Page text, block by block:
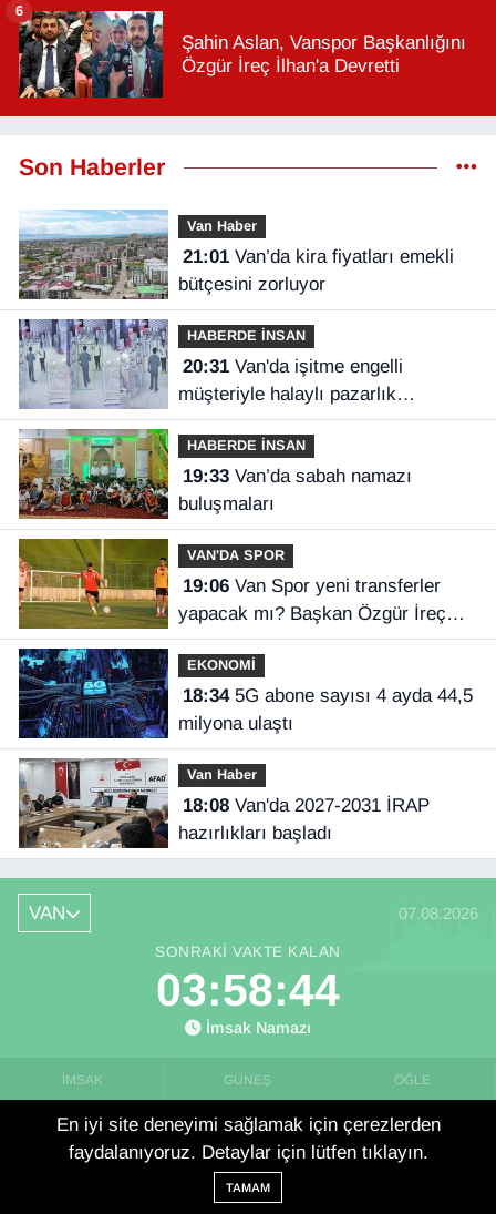
Şahin Aslan, Vanspor Başkanlığını
Özgür İreç İlhan'a Devretti
6
Son Haberler
Van Haber
21:01Van’da kira fiyatları emekli
bütçesini zorluyor
HABERDE İNSAN
20:31Van'da işitme engelli
müşteriyle halaylı pazarlık
gülümsetti
HABERDE İNSAN
19:33Van’da sabah namazı
buluşmaları
VAN'DA SPOR
19:06Van Spor yeni transferler
yapacak mı? Başkan Özgür İreç
İlhan açıkladı
EKONOMİ
18:345G abone sayısı 4 ayda 44,5
milyona ulaştı
Van Haber
18:08Van'da 2027-2031 İRAP
hazırlıkları başladı
VAN 07.08.2026
SONRAKI VAKTE KALAN
03:58:43
İmsak Namazı
İMSAK GÜNEŞ ÖĞLE
AKŞAM
19:18
En iyi site deneyimi sağlamak için çerezlerden
faydalanıyoruz. Detaylar için lütfen tıklayın.
TAMAM